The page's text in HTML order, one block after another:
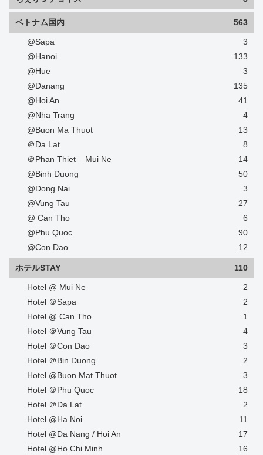
ベトナム国内 563
@Sapa
3
@Hanoi
133
@Hue
3
@Danang
135
@Hoi An
41
@Nha Trang
4
@Buon Ma Thuot
13
＠Da Lat
8
＠Phan Thiet – Mui Ne
14
@Binh Duong
50
@Dong Nai
3
@Vung Tau
27
@ Can Tho
6
@Phu Quoc
90
@Con Dao
12
ホテルSTAY 110
Hotel @ Mui Ne
2
Hotel ＠Sapa
2
Hotel @ Can Tho
1
Hotel ＠Vung Tau
4
Hotel ＠Con Dao
3
Hotel ＠Bin Duong
2
Hotel @Buon Mat Thuot
3
Hotel ＠Phu Quoc
18
Hotel ＠Da Lat
2
Hotel @Ha Noi
11
Hotel @Da Nang / Hoi An
17
Hotel @Ho Chi Minh
16